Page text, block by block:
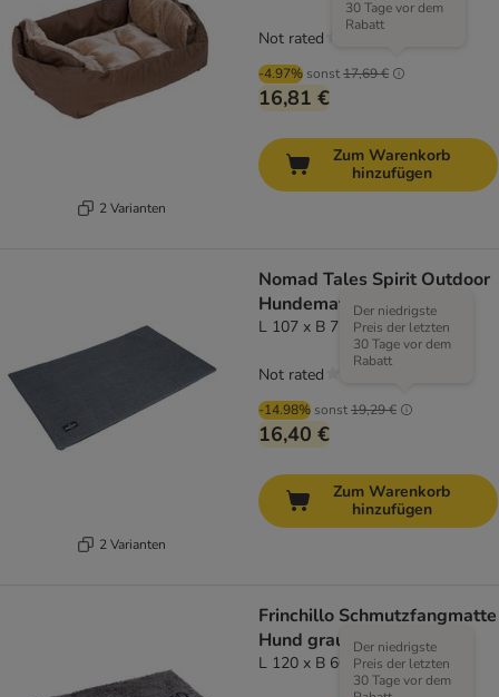
2 Varianten
-4.97% sonst17,69 €
30 Tage vor dem
Rabatt
16,81 €
Not rated
Zum Warenkorb
hinzufügen
2 Varianten
Nomad Tales Spirit Outdoor
Hundematte Riverway
L 107 x B 71 cm (Größe L)
-14.98% sonst19,29 €
Der niedrigste
Preis der letzten
30 Tage vor dem
Rabatt
16,40 €
Not rated
Zum Warenkorb
hinzufügen
Frinchillo Schmutzfangmatte
Hund grau
L 120 x B 60 cm
Der niedrigste
Preis der letzten
30 Tage vor dem